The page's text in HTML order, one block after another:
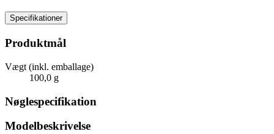
Specifikationer
Produktmål
Vægt (inkl. emballage)
100,0 g
Nøglespecifikation
Modelbeskrivelse